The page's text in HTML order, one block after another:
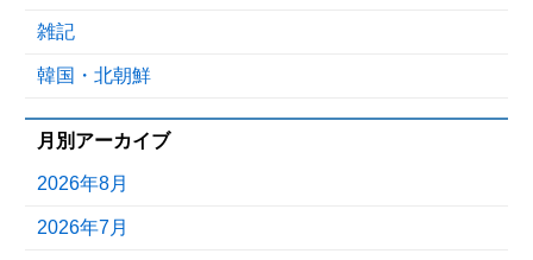
雑記
韓国・北朝鮮
月別アーカイブ
2026年8月
2026年7月